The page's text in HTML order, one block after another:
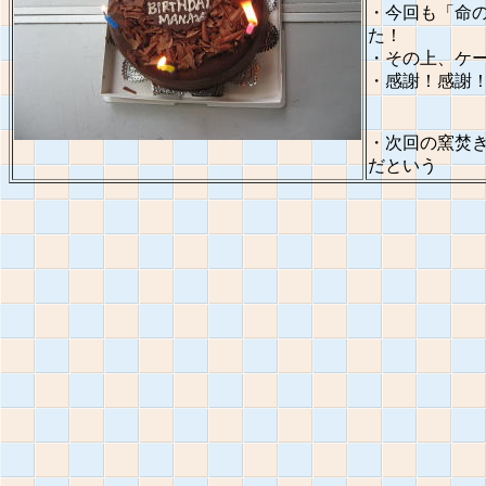
・今回も「命
た！
・その上、ケ
・感謝！感謝
・次回の窯焚
だという